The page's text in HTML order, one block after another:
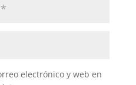
electrónico y web en